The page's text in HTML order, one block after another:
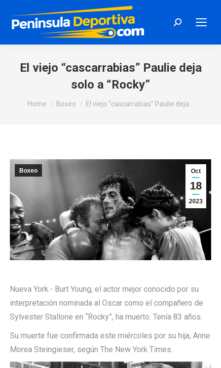
Search:
El viejo “cascarrabias” Paulie deja
solo a “Rocky”
You are here:
Home Boxeo El viejo “cascarrabias” Paulie deja…
Oct
18
2023
Boxeo
Nueva York.- Burt Young, el actor mejor conocido por su
interpretación nominada al Oscar como el compañero de
Sylvester Stallone en “Rocky”, ha muerto. Tenía 83 años.
Su muerte fue confirmada este miércoles por su hija, Anne
Morea Steingieser, según The New York Times.